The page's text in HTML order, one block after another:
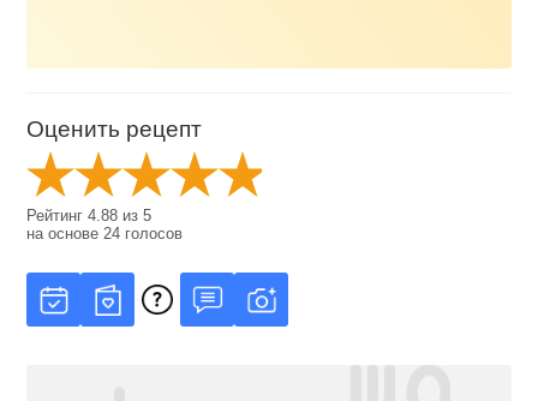
Оценить рецепт
Рейтинг4.88 из5
на основе 24 голосов